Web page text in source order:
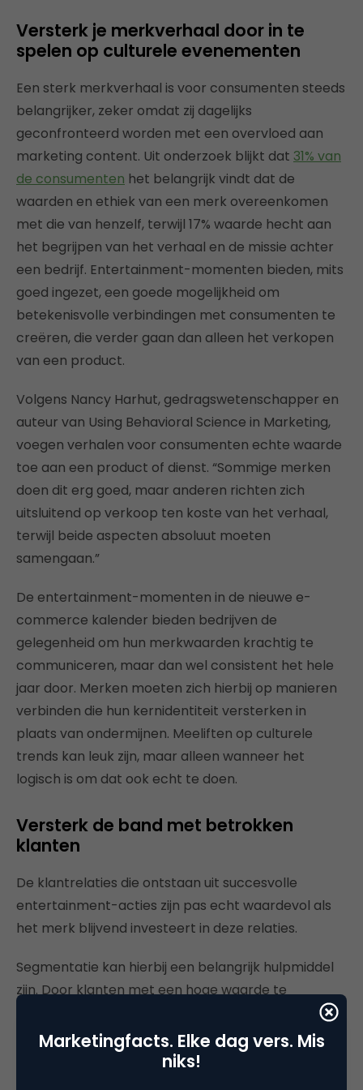
Versterk je merkverhaal door in te
spelen op culturele evenementen
Een sterk merkverhaal is voor consumenten steeds
belangrijker, zeker omdat zij dagelijks
geconfronteerd worden met een overvloed aan
marketing content. Uit onderzoek blijkt dat 31% van
de consumenten het belangrijk vindt dat de
waarden en ethiek van een merk overeenkomen
met die van henzelf, terwijl 17% waarde hecht aan
het begrijpen van het verhaal en de missie achter
een bedrijf. Entertainment-momenten bieden, mits
goed ingezet, een goede mogelijkheid om
betekenisvolle verbindingen met consumenten te
creëren, die verder gaan dan alleen het verkopen
van een product.
Volgens Nancy Harhut, gedragswetenschapper en
auteur van Using Behavioral Science in Marketing,
voegen verhalen voor consumenten echte waarde
toe aan een product of dienst. “Sommige merken
doen dit erg goed, maar anderen richten zich
uitsluitend op verkoop ten koste van het verhaal,
terwijl beide aspecten absoluut moeten
samengaan.”
De entertainment-momenten in de nieuwe e-
commerce kalender bieden bedrijven de
gelegenheid om hun merkwaarden krachtig te
communiceren, maar dan wel consistent het hele
jaar door. Merken moeten zich hierbij op manieren
verbinden die hun kernidentiteit versterken in
plaats van ondermijnen. Meeliften op culturele
trends kan leuk zijn, maar alleen wanneer het
logisch is om dat ook echt te doen.
Versterk de band met betrokken
klanten
De klantrelaties die ontstaan uit succesvolle
entertainment-acties zijn pas echt waardevol als
het merk blijvend investeert in deze relaties.
Segmentatie kan hierbij een belangrijk hulpmiddel
zijn. Door klanten met een hoge waarde te
klantwaarde en betrokkenheid kunnen merken
persoonlijke en exclusieve voordelen bieden. Denk
Marketingfacts. Elke dag vers. Mis
niks!